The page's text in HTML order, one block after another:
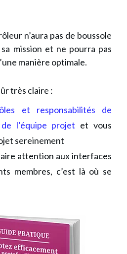
n’aura pas de boussole
mission et ne pourra pas
manière optimale.
très claire :
et responsabilités de
l’équipe projet et vous
sereinement
attention aux interfaces
membres, c’est là où se